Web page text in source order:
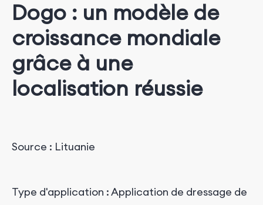
Dogo : un modèle de
croissance mondiale
grâce à une
localisation réussie
Source : Lituanie
Type d'application : Application de dressage de